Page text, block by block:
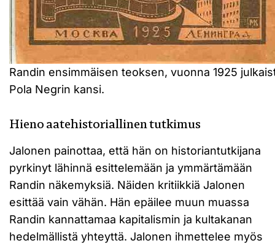
Randin ensimmäisen teoksen, vuonna 1925
Pola Negrin kansi.
Hieno aatehistoriallinen tutkimus
Jalonen painottaa, että hän on historiantutkijana
pyrkinyt lähinnä esittelemään ja ymmärtämään
Randin näkemyksiä. Näiden kritiikkiä Jalonen
esittää vain vähän. Hän epäilee muun muassa
Randin kannattamaa kapitalismin ja kultakanan
hedelmällistä yhteyttä. Jalonen ihmettelee myös